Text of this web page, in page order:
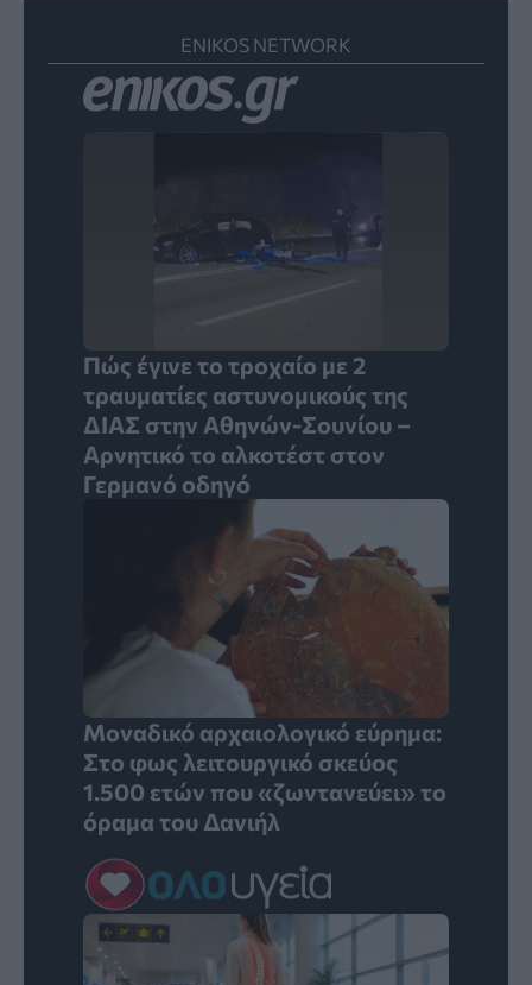
ENIKOS NETWORK
Πώς έγινε το τροχαίο με 2
τραυματίες αστυνομικούς της
ΔΙΑΣ στην Αθηνών-Σουνίου –
Αρνητικό το αλκοτέστ στον
Γερμανό οδηγό
Μοναδικό αρχαιολογικό εύρημα:
Στο φως λειτουργικό σκεύος
1.500 ετών που «ζωντανεύει» το
όραμα του Δανιήλ